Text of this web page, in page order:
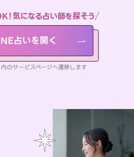
！気になる占い師を探そう
占いを開く
のサービスページへ遷移します